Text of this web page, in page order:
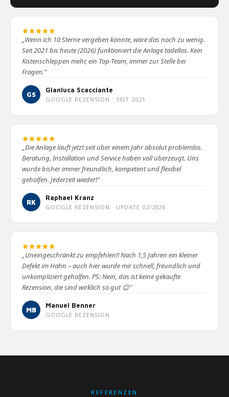
„Wenn ich 10 Sterne vergeben könnte, wäre das noch zu wenig.
Seit 2021 bis heute (2026) funktioniert die Anlage tadellos. Kein
Kistenschleppen mehr, ein Top-Team, immer zur Stelle bei
Fragen."
GS
Gianluca Scacciante
GOOGLE REZENSION · SEIT 2021
„Die Anlage läuft jetzt seit über einem Jahr absolut problemlos.
Beratung, Installation und Service haben voll überzeugt. Uns
wurde bisher immer freundlich, kompetent und flexibel
geholfen. Jederzeit wieder!"
RK
Raphael Kranz
GOOGLE REZENSION · UPDATE 02/2026
„Uneingeschränkt zu empfehlen!! Nach 1,5 Jahren ein kleiner
Defekt im Hahn – auch hier wurde mir schnell, freundlich und
unkompliziert geholfen. PS: Nein, das ist keine gekaufte
Rezension, die sind wirklich so gut 😉"
MB
Manuel Benner
GOOGLE REZENSION
REFERENZEN